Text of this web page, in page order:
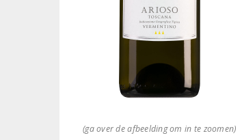
(ga over de afbeelding om in te zoomen)